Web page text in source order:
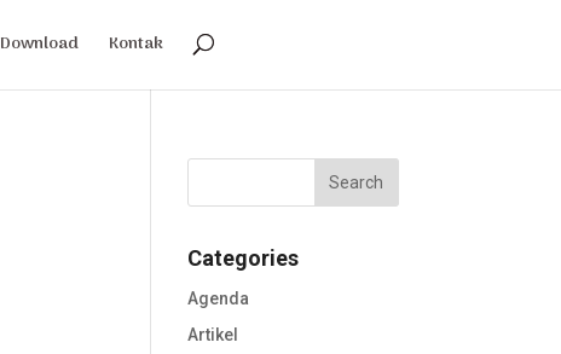
Download Kontak
Categories
Agenda
Artikel